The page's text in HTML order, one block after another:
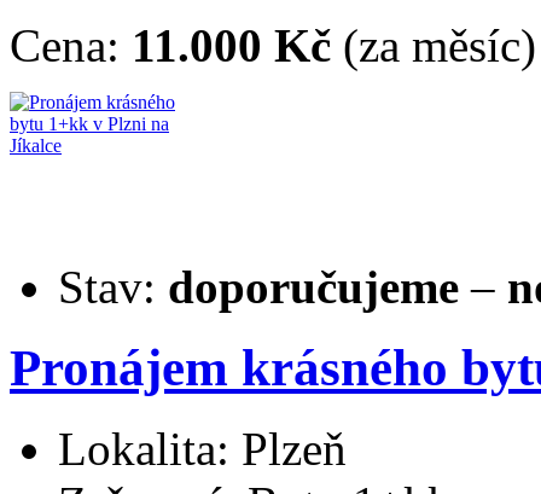
Cena: 11.000 Kč (za měsíc)
Stav: doporučujeme –
Pronájem krásného
Lokalita: Plzeň